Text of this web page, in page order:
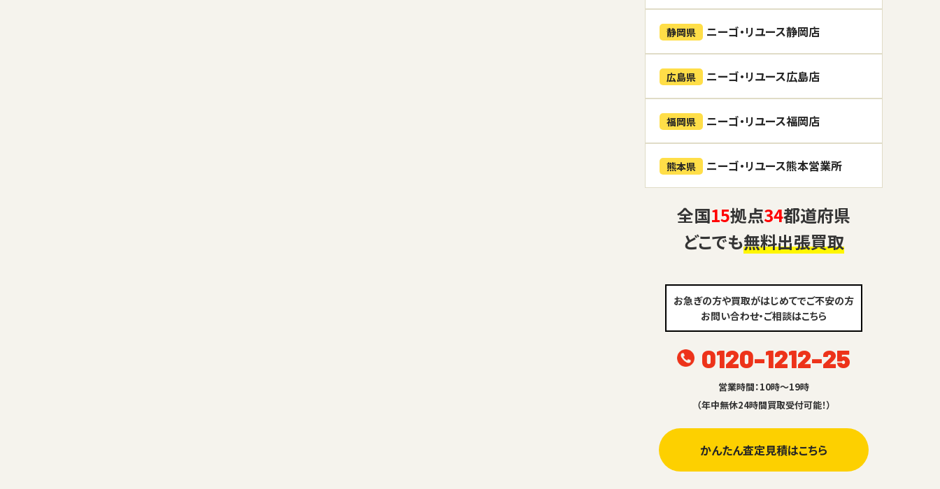
静岡県 ニーゴ・リユース静岡店
広島県 ニーゴ・リユース広島店
福岡県 ニーゴ・リユース福岡店
熊本県 ニーゴ・リユース熊本営業所
全国15拠点34都道府県
どこでも無料出張買取
お急ぎの方や買取がはじめてでご不安の方
お問い合わせ・ご相談はこちら
0120-1212-25
営業時間：10時～19時
（年中無休24時間買取受付可能！）
かんたん査定見積はこちら